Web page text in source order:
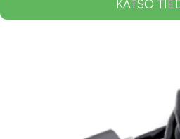
KATSO